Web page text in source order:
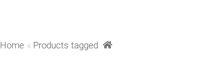
Home Products tagged “دین شناسی آیت الله سید کمال حیدری”